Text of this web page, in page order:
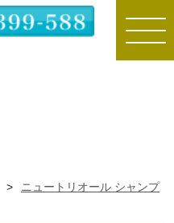
toggle
>
ニュートリオール シャンプ